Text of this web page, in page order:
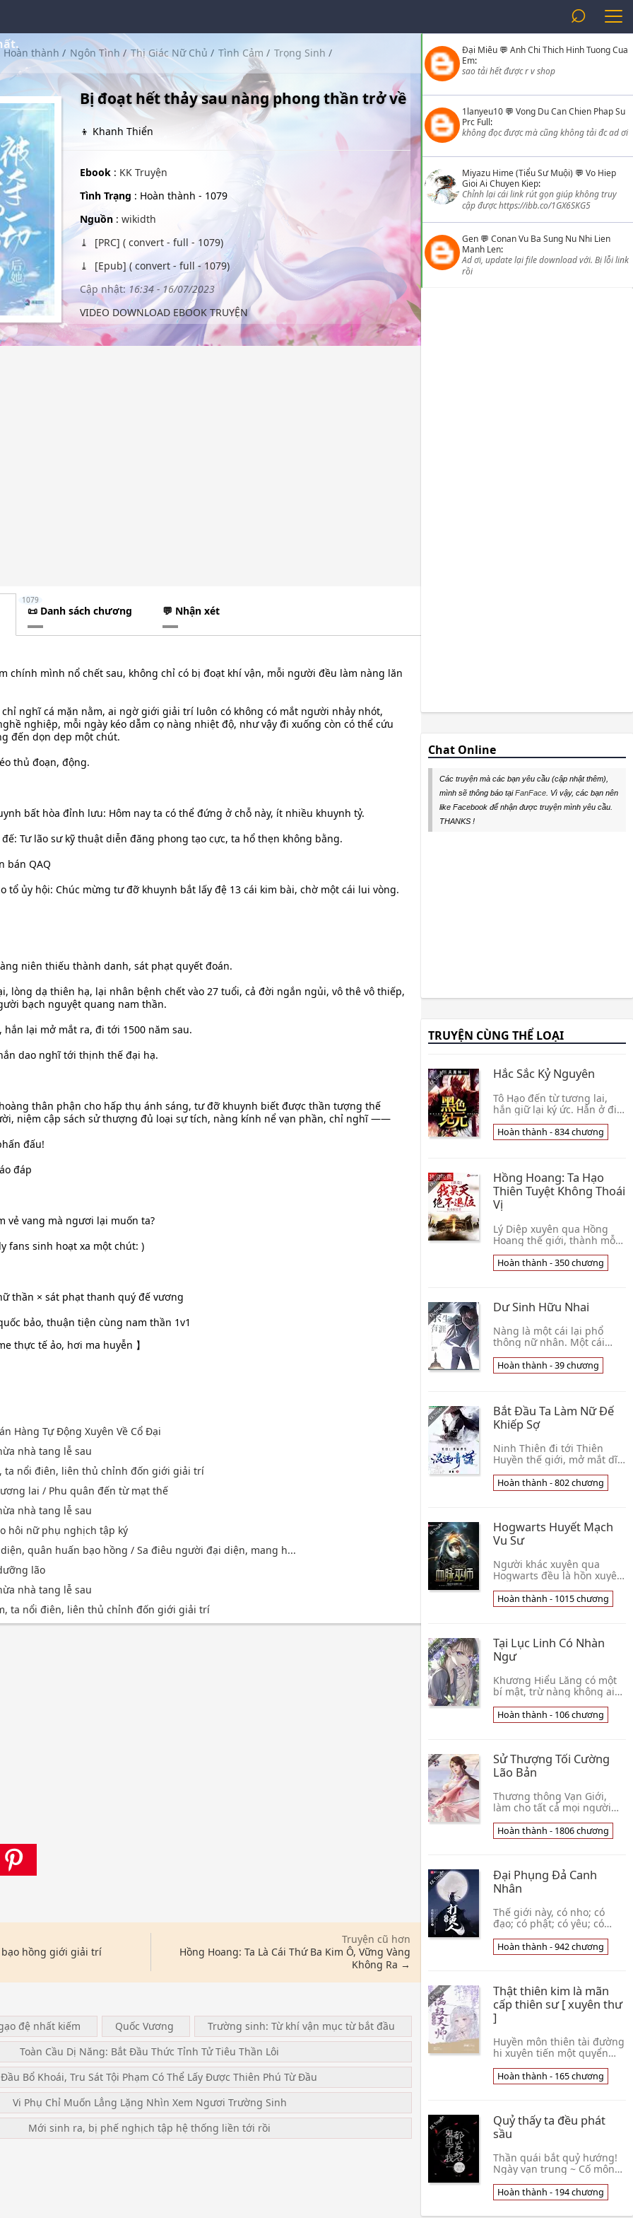
⌕
Hoàn thành / Ngôn Tình / Thị Giác Nữ Chủ / Tình Cảm / Trọng Sinh /
Bị đoạt hết thảy sau nàng phong thần trở về
👦 Khanh Thiển
Ebook : KK Truyện
Tình Trạng : Hoàn thành - 1079
Nguồn: wikidth
[PRC] ( convert - full - 1079)
[Epub] ( convert - full - 1079)
Cập nhật:16:34 - 16/07/2023
VIDEO DOWNLOAD EBOOK TRUYỆN
📜 Danh sách chương
1079
💬 Nhận xét
chính mình nổ chết sau, không chỉ có bị đoạt khí vận, mỗi người đều làm nàng lăn
nghĩ cá mặn nằm, ai ngờ giới giải trí luôn có không có mắt người nhảy nhót,
nghiệp, mỗi ngày kéo dẫm cọ nàng nhiệt độ, như vậy đi xuống còn có thể cứu
đến dọn dẹp một chút.
thủ đoạn, động.
bất hòa đỉnh lưu: Hôm nay ta có thể đứng ở chỗ này, ít nhiều khuynh tỷ.
Tư lão sư kỹ thuật diễn đăng phong tạo cực, ta hổ thẹn không bằng.
bán QAQ
tổ ủy hội: Chúc mừng tư đỡ khuynh bắt lấy đệ 13 cái kim bài, chờ một cái lui vòng.
niên thiếu thành danh, sát phạt quyết đoán.
lòng dạ thiên hạ, lại nhân bệnh chết vào 27 tuổi, cả đời ngắn ngủi, vô thê vô thiếp,
bạch nguyệt quang nam thần.
lại mở mắt ra, đi tới 1500 năm sau.
dao nghĩ tới thịnh thế đại hạ.
thân phận cho hấp thụ ánh sáng, tư đỡ khuynh biết được thần tượng thế
niệm cập sách sử thượng đủ loại sự tích, nàng kính nể vạn phần, chỉ nghĩ ——
đấu!
đáp
vẻ vang mà ngươi lại muốn ta?
fans sinh hoạt xa một chút: )
thần × sát phạt thanh quý đế vương
bảo, thuận tiện cùng nam thần 1v1
thực tế ảo, hơi ma huyễn 】
Hàng Tự Động Xuyên Về Cổ Đại
nhà tang lễ sau
ta nổi điên, liên thủ chỉnh đốn giới giải trí
lai / Phu quân đến từ mạt thế
nhà tang lễ sau
hôi nữ phụ nghịch tập ký
quân huấn bạo hồng / Sa điêu người đại diện, mang h...
lão
nhà tang lễ sau
ta nổi điên, liên thủ chỉnh đốn giới giải trí
hồng giới giải trí
Truyện cũ hơn
Hồng Hoang: Ta Là Cái Thứ Ba Kim Ô, Vững Vàng
Không Ra →
đệ nhất kiếm Quốc Vương
Trường sinh: Từ khí vận mục từ bắt đầu
Toàn Cầu Dị Năng: Bắt Đầu Thức Tỉnh Tử Tiêu Thần Lôi
Bổ Khoái, Tru Sát Tội Phạm Có Thể Lấy Được Thiên Phú Từ Đầu
Vi Phụ Chỉ Muốn Lẳng Lặng Nhìn Xem Ngươi Trường Sinh
Mới sinh ra, bị phế nghịch tập hệ thống liền tới rồi
Đại Miêu 💬 Anh Chi Thich Hinh Tuong Cua
Em:
sao tải hết được r v shop
1lanyeu10 💬 Vong Du Can Chien Phap Su
Prc Full:
không đọc được mà cũng không tải đc ad ơi
Miyazu Hime (Tiểu Sư Muội) 💬 Vo Hiep
Gioi Ai Chuyen Kiep:
Chỉnh lại cái link rút gọn giúp không truy
cập được https://ibb.co/1GX6SKG5
Gen 💬 Conan Vu Ba Sung Nu Nhi Lien
Manh Len:
Ad ơi, update lại file download với. Bị lỗi link
rồi
Chat Online
Các truyện mà các bạn yêu cầu (cập nhật thêm),
mình sẽ thông báo tạiFanFace . Vì vậy, các bạn nên
like Facebook để nhận được truyện mình yêu cầu.
THANKS !
TRUYỆN CÙNG THỂ LOẠI
Hắc Sắc Kỷ Nguyên
Tô Hạo đến từ tương lai,
hắn giữ lại ký ức. Hắn ở đi
tương lai người sinh hoạt
càng thêm tốt đẹp, hắn là
Hoàn thành - 834 chương
Hồng Hoang: Ta Hạo
Thiên Tuyệt Không Thoái
Vị
Lý Diệp xuyên qua Hồng
Hoang thế giới, thành mỗ
không thích coi cửa đồng tử
Hạo Thiên! Giờ này khắc
Hoàn thành - 350 chương
Dư Sinh Hữu Nhai
Nàng là một cái lại phổ
thông nữ nhân. Một cái
nguyên sinh gia đình, một
phần tiền lương mỏng
Hoàn thành - 39 chương
Bắt Đầu Ta Làm Nữ Đế
Khiếp Sợ
Ninh Thiên đi tới Thiên
Huyền thế giới, mở mắt dĩ
? Chờ 1 chút , đây là cái gì
tình huống ? Thân là phế
Hoàn thành - 802 chương
Hogwarts Huyết Mạch
Vu Sư
Người khác xuyên qua
Hogwarts đều là hồn xuyên
mà khổ rồi Ivan trực tiếp
xuyên qua đến phân viện
Hoàn thành - 1015 chương
Tại Lục Linh Có Nhàn
Ngư
Khương Hiểu Lăng có một
bí mật, trừ nàng không ai
mười bảy tuổi sinh nhật,
trong đầu bỗng nhiên xuất
Hoàn thành - 106 chương
Sử Thượng Tối Cường
Lão Bản
Thương thông Vạn Giới,
làm cho tất cả mọi người
Dương ngoài ý muốn thu
hoạch được Vạn Giới cửa
Hoàn thành - 1806 chương
Đại Phụng Đả Canh
Nhân
Thế giới này, có nho; có
đạo; có phật; có yêu; có
cảnh sát Hứa Thất An yếu
ớt tỉnh lại, phát hiện chính
Hoàn thành - 942 chương
Thật thiên kim là mãn
cấp thiên sư [ xuyên thư
]
Huyền môn thiên tài đường
hi xuyên tiến một quyển
thành bị thân cha ác ý thay
đổi thật thiên kim. Thư
Hoàn thành - 165 chương
Quỷ thấy ta đều phát
sầu
Thần quái bắt quỷ hướng!
Ngày vạn trung ~ Cố mông
đầu trống rỗng, không có
bất luận cái gì ký ức. Mà
thân thể của nà👦 Nguyệt
Hoàn thành - 194 chương